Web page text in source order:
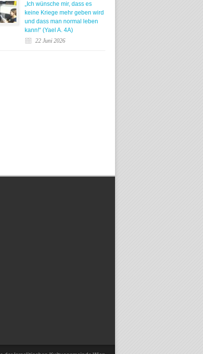
„Ich wünsche mir, dass es
keine Kriege mehr geben wird
und dass man normal leben
kann!“ (Yael A. 4A)
22 Juni 2026